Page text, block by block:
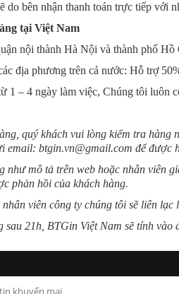
do bên nhận thanh toán trực tiếp với
tại Việt Nam
nội thành Hà Nội và thành phố
địa phương trên cả nước: Hỗ trợ
1 – 4 ngày làm việc, Chúng tôi luôn
quý khách vui lòng kiểm tra
email: btgin.vn@gmail.com để được
như mô tả trên web hoặc nhân viên
phản hồi của khách hàng.
viên công ty chúng tôi sẽ liên lạc
21h, BTGin Việt Nam sẽ tính vào